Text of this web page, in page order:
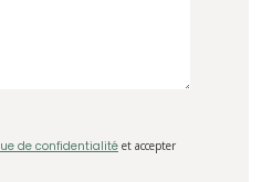
de confidentialité et accepter